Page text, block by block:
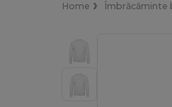
Home Îmbrăcăminte